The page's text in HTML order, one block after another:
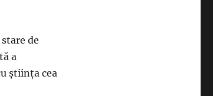
de
a
ştiinţa cea